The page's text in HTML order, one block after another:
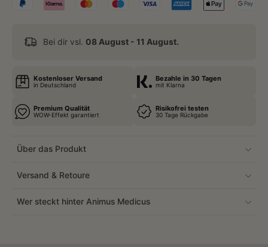
Bei dir vsl. 08 August - 11 August.
Kostenloser Versand
in Deutschland
Bezahle in 30 Tagen
mit Klarna
Premium Qualität
WOW-Effekt garantiert
Risikofrei testen
30 Tage Rückgabe
Über das Produkt
Versand & Retoure
Wer steckt hinter Animus Medicus